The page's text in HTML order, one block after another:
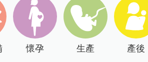
懷孕 生產 產後